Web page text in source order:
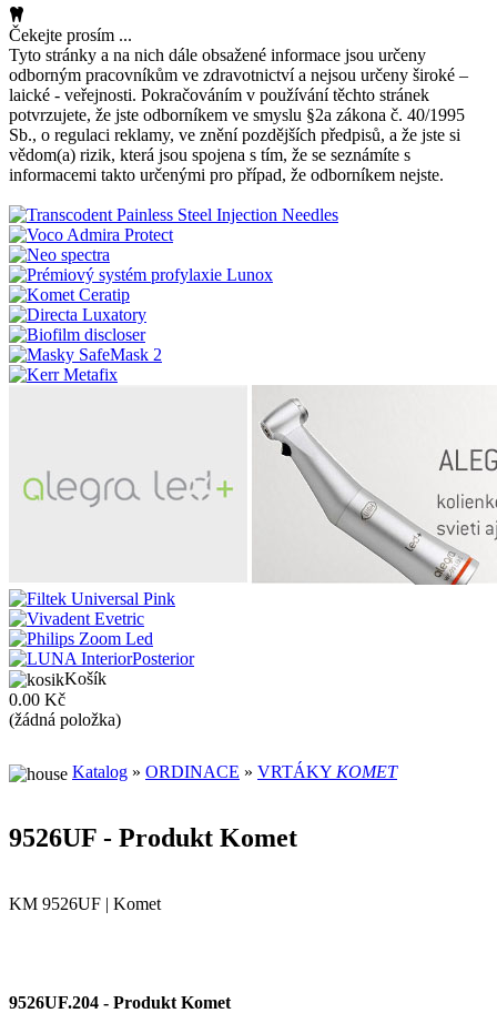
Čekejte prosím ...
Tyto stránky a na nich dále obsažené informace jsou určeny
odborným pracovníkům ve zdravotnictví a nejsou určeny široké –
laické - veřejnosti. Pokračováním v používání těchto stránek
potvrzujete, že jste odborníkem ve smyslu §2a zákona č. 40/1995
Sb., o regulaci reklamy, ve znění pozdějších předpisů, a že jste si
vědom(a) rizik, která jsou spojena s tím, že se seznámíte s
informacemi takto určenými pro případ, že odborníkem nejste.
Košík
0.00 Kč
(žádná položka)
Katalog » ORDINACE » VRTÁKY KOMET
9526UF - Produkt Komet
KM 9526UF | Komet
9526UF.204 - Produkt Komet